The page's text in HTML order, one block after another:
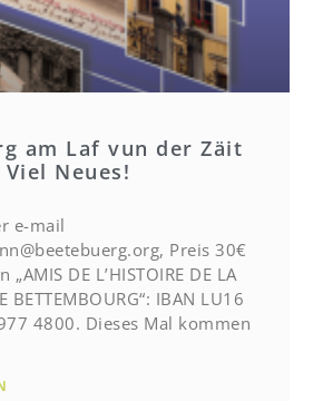
am Laf vun der Zäit
Neues!
e-mail
Preis 30€
DE L’HISTOIRE DE LA
BETTEMBOURG“: IBAN LU16
4800. Dieses Mal kommen